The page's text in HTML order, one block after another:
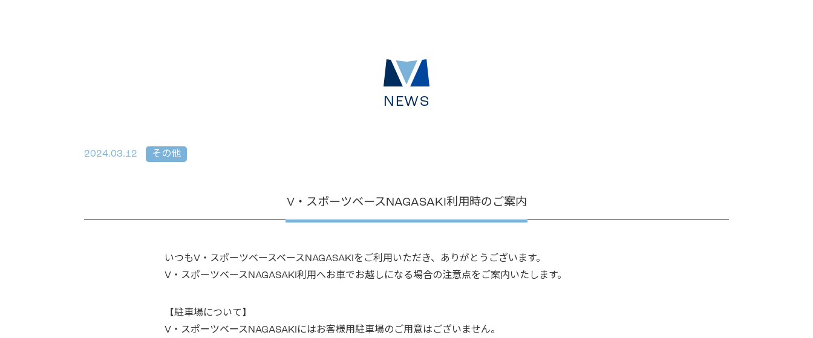
NEWS
2024.03.12 その他
V・スポーツベースNAGASAKI利用時のご案内
いつもV・スポーツベースベースNAGASAKIをご利用いただき、ありがとうございます。
V・スポーツベースNAGASAKI利用へお車でお越しになる場合の注意点をご案内いたします。
【駐車場について】
V・スポーツベースNAGASAKIにはお客様用駐車場のご用意はございません。